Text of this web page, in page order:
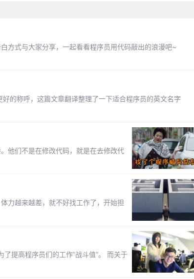
方式与大家分享，一起看看程序员用代码敲出的浪漫吧~
的称呼，这篇文章翻译整理了一下适合程序员的英文名字
他们不是在修改代码，就是在去修改代
力越来越差，就不好找工作了，开始担
提高程序员们的工作”战斗值”。 而关于